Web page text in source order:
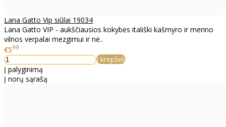
Lana Gatto Vip siūlai 19034
Lana Gatto VIP - aukščiausios kokybės itališki kašmyro ir merino
vilnos verpalai mezgimui ir nė..
€599
Į krepšelį
Į palyginimą
Į norų sąrašą